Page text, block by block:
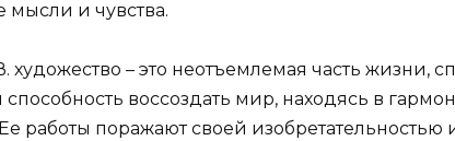
мысли и чувства.
художество – это неотъемлемая часть жизни,
воссоздать мир, находясь в
работы поражают своей изобретательностью